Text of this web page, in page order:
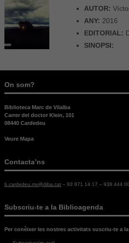
AUTOR:
ANY: 2016
EDITORIAL:
SINOPSI:
On som?
Biblioteca Marc de Vilalba
Carrer del doctor Klein, 101
08440 Cardedeu
Veure Mapa
Contacta’ns
b.cardedeu.mv@diba.cat– 93 871 14 17 – 938 444
Subscriu-te a la Biblioagenda
Per conèixer les nostres activitats suscriu-te a